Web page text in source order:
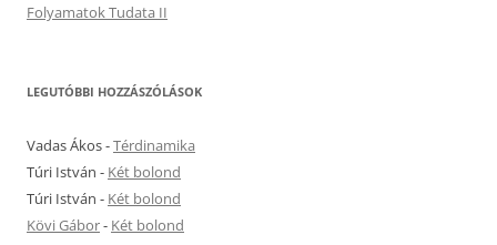
Folyamatok Tudata II
LEGUTÓBBI HOZZÁSZÓLÁSOK
Vadas Ákos-Térdinamika
Túri István - Két bolond
Túri István - Két bolond
Kövi Gábor- Két bolond